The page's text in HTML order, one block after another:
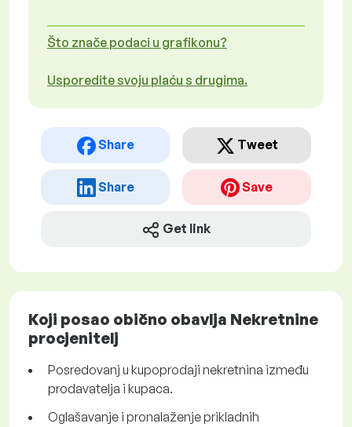
Što znače podaci u grafikonu?
Usporedite svoju plaću s drugima.
Share Tweet
Share Save
Get link
Koji posao obično obavlja Nekretnine
procjenitelj
Posredovanj u kupoprodaji nekretnina između
prodavatelja i kupaca.
Oglašavanje i pronalaženje prikladnih